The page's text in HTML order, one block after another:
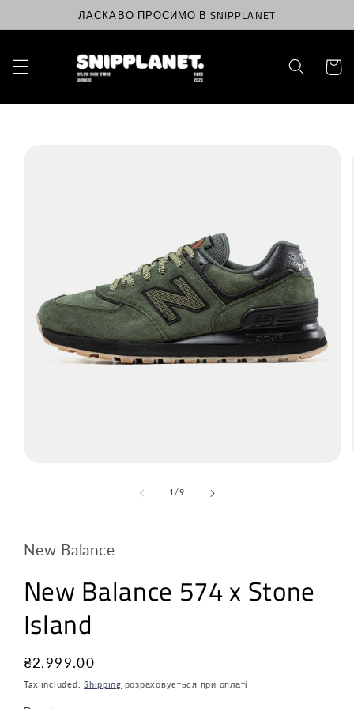
вмісту
ЛАСКАВО ПРОСИМО В SNIPPLANET
1 /з9
New Balance
New Balance 574 x Stone
Island
Звичайна
ціна
₴2,999.00
Tax included.Shipping розраховується при оплаті